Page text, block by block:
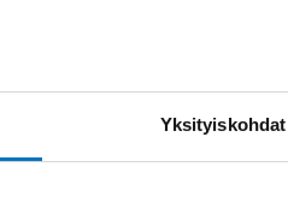
Yksityiskohdat